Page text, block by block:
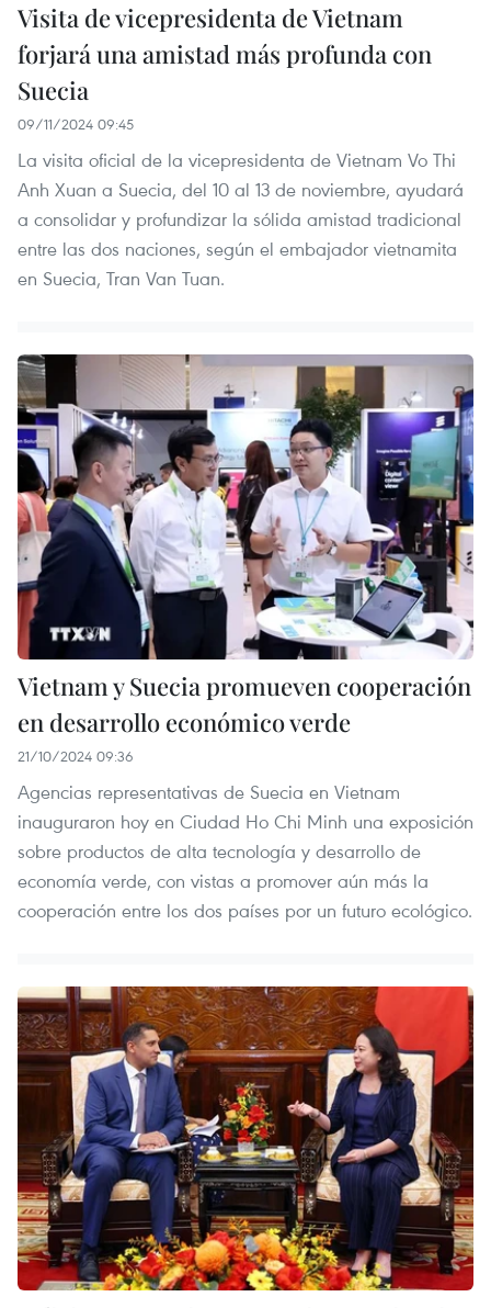
Visita de vicepresidenta de Vietnam
forjará una amistad más profunda con
Suecia
09/11/2024 09:45
La visita oficial de la vicepresidenta de Vietnam Vo Thi
Anh Xuan a Suecia, del 10 al 13 de noviembre, ayudará
a consolidar y profundizar la sólida amistad tradicional
entre las dos naciones, según el embajador vietnamita
en Suecia, Tran Van Tuan.
Vietnam y Suecia promueven cooperación
en desarrollo económico verde
21/10/2024 09:36
Agencias representativas de Suecia en Vietnam
inauguraron hoy en Ciudad Ho Chi Minh una exposición
sobre productos de alta tecnología y desarrollo de
economía verde, con vistas a promover aún más la
cooperación entre los dos países por un futuro ecológico.